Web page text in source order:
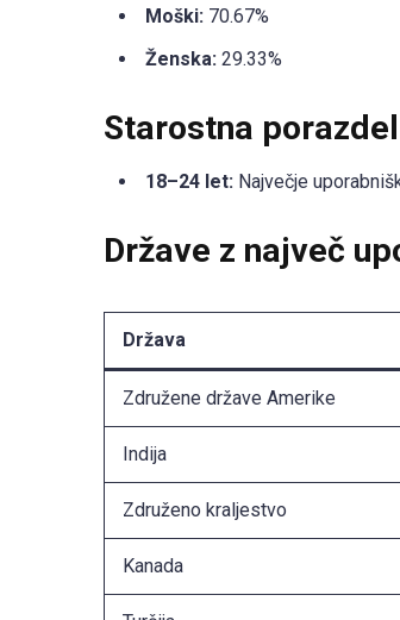
Moški: 70.67%
Ženska: 29.33%
Starostna
18–24 let: Največje
Države z največ
Država
Združene države Amerike
Indija
Združeno kraljestvo
Kanada